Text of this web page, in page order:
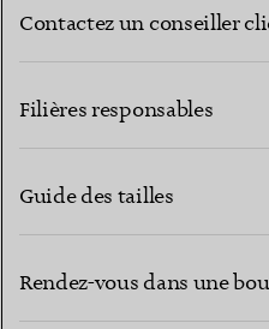
Contactez un conseiller
Filières responsables
Guide des tailles
Rendez-vous dans une